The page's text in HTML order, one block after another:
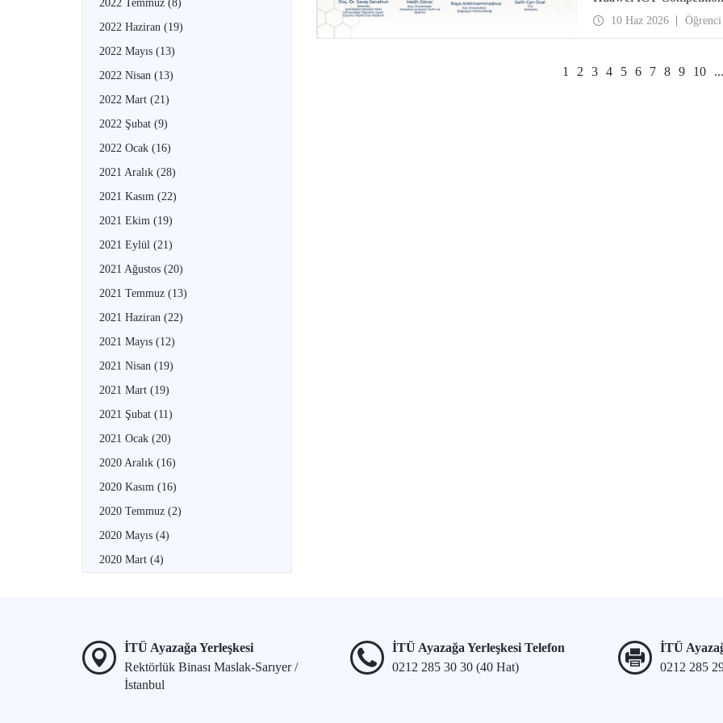
2022 Temmuz (8)
2022 Haziran (19)
2022 Mayıs (13)
2022 Nisan (13)
2022 Mart (21)
2022 Şubat (9)
2022 Ocak (16)
2021 Aralık (28)
2021 Kasım (22)
2021 Ekim (19)
2021 Eylül (21)
2021 Ağustos (20)
2021 Temmuz (13)
2021 Haziran (22)
2021 Mayıs (12)
2021 Nisan (19)
2021 Mart (19)
2021 Şubat (11)
2021 Ocak (20)
2020 Aralık (16)
2020 Kasım (16)
2020 Temmuz (2)
2020 Mayıs (4)
2020 Mart (4)
10 Haz 2026 Öğrenci
1 2 3 4 5 6 7 8 9 10 ...
İTÜ Ayazağa Yerleşkesi
Rektörlük Binası Maslak-Sarıyer /
İstanbul
İTÜ Ayazağa Yerleşkesi Telefon
0212 285 30 30 (40 Hat)
İTÜ
0212 285